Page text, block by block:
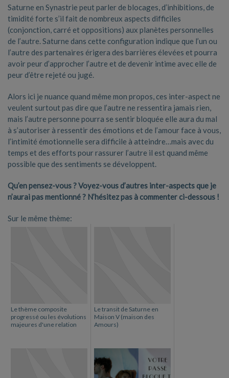
Saturne en Synastrie peut parler de blocages, d’inhibitions, de
timidité forte s’il fait de nombreux aspects difficiles
(conjonction, carré et oppositions) aux planètes personnelles
de l’autre. Saturne dans cette configuration indique que l’un ou
l’autre des partenaires érigera des barrières élevées et pourra
avoir peur d’approcher l’autre et de devenir intime avec elle de
peur d’être rejeté ou jugé.
Alors ici je nuance quand même mon propos, ces inter-aspect ne
veulent surtout pas dire que l’autre ne ressentira jamais rien,
mais l’autre personne pourra se sentir bloquée elle aura du mal
à s’autoriser à ressentir des émotions et de l’amour face à vous,
l’intimité émotionnelle sera difficile à atteindre…mais avec du
temps et des efforts pour rassurer l’autre il est quand même
possible que des sentiments se développent.
Qu’en pensez-vous ? Voyez-vous d’autres inter-aspects que je
n’aurai pas mentionné ? N’hésitez pas à commenter ci-dessous !
Sur le même thème:
Le thème composite
progressé ou les évolutions
majeures d'une relation
Le transit de Saturne en
Maison V (maison des
Amours)